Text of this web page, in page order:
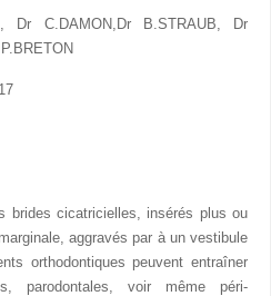
C.DAMON,Dr B.STRAUB, Dr
brides cicatricielles, insérés plus ou
aggravés par à un vestibule
orthodontiques peuvent entraîner
parodontales, voir même péri-